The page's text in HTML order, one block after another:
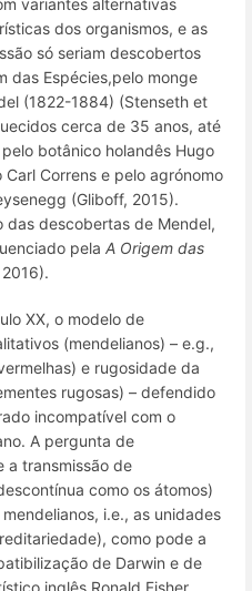
variantes alternativas
dos organismos, e as
só seriam descobertos
das Espécies,pelo monge
(1822-1884) (Stenseth et
cerca de 35 anos, até
botânico holandês Hugo
Correns e pelo agrónomo
(Gliboff, 2015).
das descobertas de Mendel,
pela A Origem das
XX, o modelo de
(mendelianos) – e.g.,
e rugosidade da
rugosas) – defendido
incompatível com o
A pergunta de
a transmissão de
como os átomos)
i.e., as unidades
como pode a
de Darwin e de
inglês Ronald Fisher